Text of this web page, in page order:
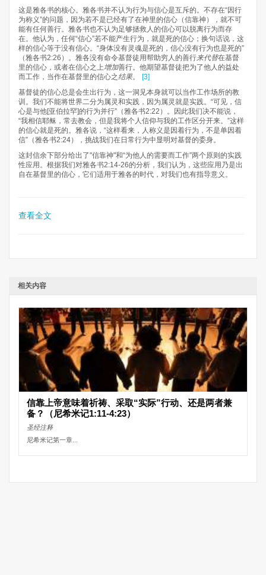
这是雅各书的核心。雅各书并不认为行为与信心是互斥的。不存在“因行
为称义”的问题，因为若不是已经有了在神里的信心（信靠神），就不可
能有任何善行。雅各书也不认为足够拯救人的信心可以脱离行为而存
在。他认为，任何“信心”若不能产生行为，就是死的信心；换句话说，这
样的信心等于没有信心。“身体没有灵魂是死的，信心没有行为也是死的”
（雅各书2:26）。雅各没有命令基督徒用帮助穷人的善行来代替在基督
里的信心，或者在信心之上增加善行。他期望基督徒把为了他人的益处
而工作，当作在基督里的信心之结果。
[3]
基督徒的信心总是会生出行为，这一洞见本身就可以当作工作场所的教
训。我们不能将世界二分为属灵和实践，因为属灵就是实践。“可见，信
心是与他[亚伯拉罕]的行为并行”（雅各书2:22）。因此我们决不能说，
“我相信耶稣，常去教会，但是我将个人信仰与我的工作区分开来。”这样
的信心就是死的。雅各说，“这样看来，人称义是因着行为，不是单因着
信”（雅各书2:24），挑战我们在日常行为中显明对基督的委身。
这封信余下部分给出了"信靠神"和“为他人的需要而工作”两个原则的实践
性应用。根据我们对雅各书2:14-26的分析，我们认为，这些应用乃是出
自在基督里的信心，它们适用于雅各的时代，对我们也有指导意义。
查看全文
相关内容
信靠上帝意味着祈祷、采取“实际”行动、还是两者兼
备？（尼希米记1:11-4:23）
圣经注释
尼希米记第一章...